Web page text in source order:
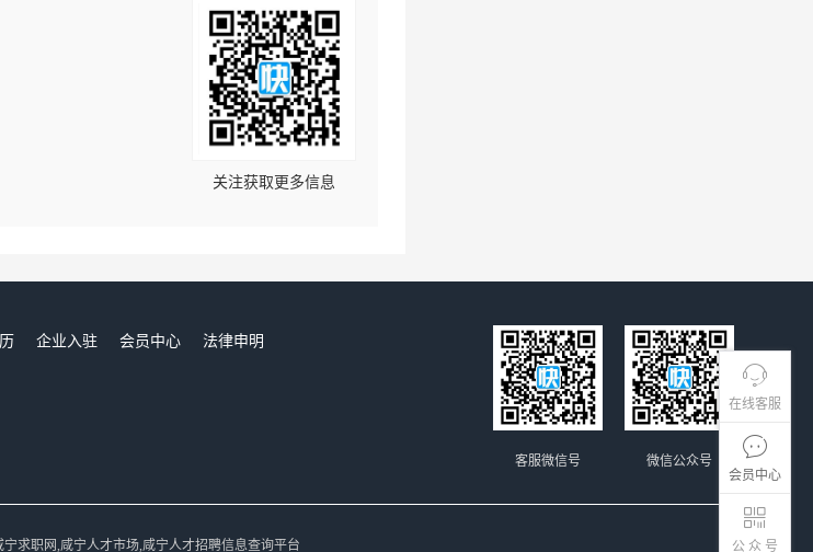
在线客服
会员中心
公 众 号
关注获取更多信息
企业入驻 会员中心
法律申明
微信公众号
客服微信号
求职网,咸宁人才市场,咸宁人才招聘信息查询平台